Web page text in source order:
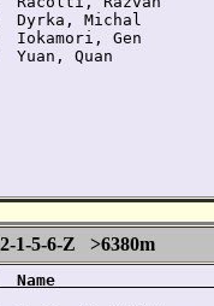
Dyrka, Michal
Iokamori, Gen
Yuan, Quan
1-5-6-Z >6380m
Name